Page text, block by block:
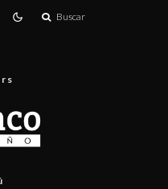
Buscar